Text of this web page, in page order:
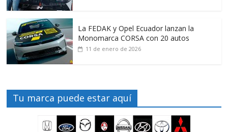
La FEDAK y Opel Ecuador lanzan la
Monomarca CORSA con 20 autos
11 de enero de 2026
Tu marca puede estar aquí